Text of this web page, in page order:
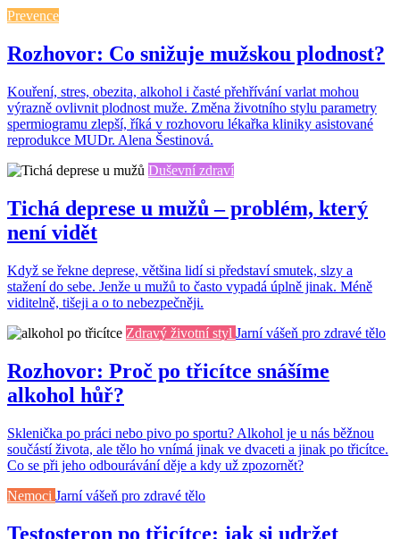
Prevence
Rozhovor: Co snižuje mužskou plodnost?
Kouření, stres, obezita, alkohol i časté přehřívání varlat mohou
výrazně ovlivnit plodnost muže. Změna životního stylu parametry
spermiogramu zlepší, říká v rozhovoru lékařka kliniky asistované
reprodukce MUDr. Alena Šestinová.
Duševní zdraví
Tichá deprese u mužů – problém, který
není vidět
Když se řekne deprese, většina lidí si představí smutek, slzy a
stažení do sebe. Jenže u mužů to často vypadá úplně jinak. Méně
viditelně, tišeji a o to nebezpečněji.
Zdravý životní styl Jarní vášeň pro zdravé tělo
Rozhovor: Proč po třicítce snášíme
alkohol hůř?
Sklenička po práci nebo pivo po sportu? Alkohol je u nás běžnou
součástí života, ale tělo ho vnímá jinak ve dvaceti a jinak po třicítce.
Co se při jeho odbourávání děje a kdy už zpozornět?
Nemoci Jarní vášeň pro zdravé tělo
Testosteron po třicítce: jak si udržet